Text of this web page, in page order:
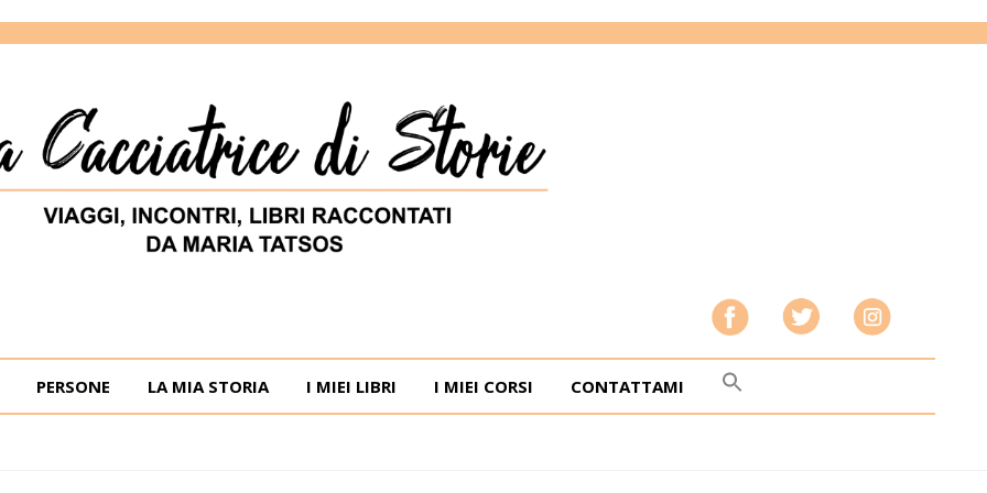
TATSOS
PERSONE LA MIA STORIA I MIEI LIBRI I MIEI CORSI CONTATTAMI